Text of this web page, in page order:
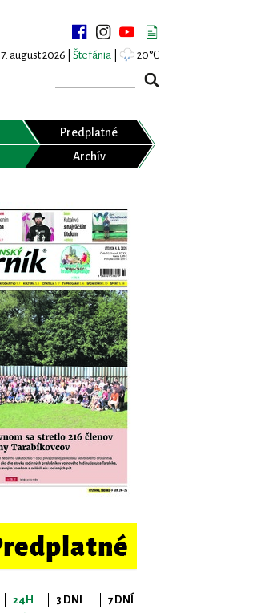
7. august 2026 | Štefánia 20°C
Predplatné
Archív
24H 3 DNI
7 DNÍ